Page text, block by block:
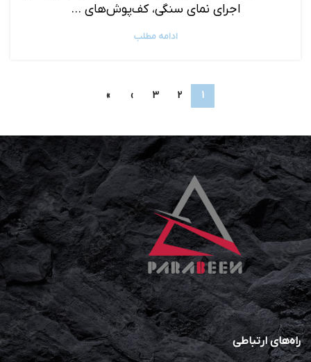
اجرای نمای سنگی، کف‌پوش‌های ...
ادامه مطلب
1
2
3
›
»
راه‌های ارتباطی